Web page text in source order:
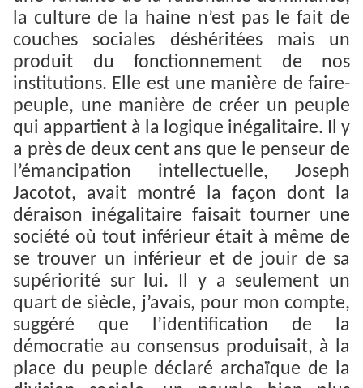
la culture de la haine n’est pas le fait de
couches sociales déshéritées mais un
produit du fonctionnement de nos
institutions. Elle est une manière de faire-
peuple, une manière de créer un peuple
qui appartient à la logique inégalitaire. Il y
a près de deux cent ans que le penseur de
l’émancipation intellectuelle, Joseph
Jacotot, avait montré la façon dont la
déraison inégalitaire faisait tourner une
société où tout inférieur était à même de
se trouver un inférieur et de jouir de sa
supériorité sur lui. Il y a seulement un
quart de siècle, j’avais, pour mon compte,
suggéré que l’identification de la
démocratie au consensus produisait, à la
place du peuple déclaré archaïque de la